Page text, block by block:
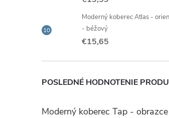
Moderný koberec Atlas -
- béžový
€15,65
POSLEDNÉ HODNOTENIE
Behúň na mieru
jednofarebný -
€13,56
pracovných dní